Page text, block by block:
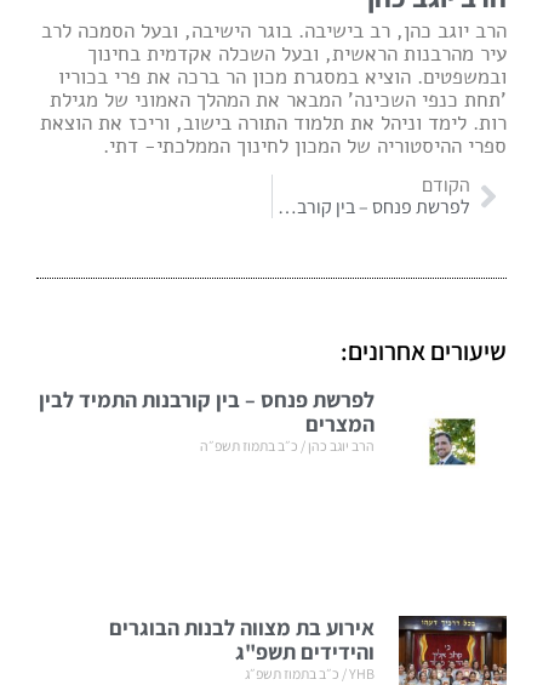
הרב יוגב כהן, רב בישיבה. בוגר הישיבה, ובעל הסמכה לרב
עיר מהרבנות הראשית, ובעל השכלה אקדמית בחינוך
ובמשפטים. הוציא במסגרת מכון הר ברכה את פרי בכוריו
'תחת כנפי השכינה' המבאר את המהלך האמוני של מגילת
רות. לימד וניהל את תלמוד התורה בישוב, וריכז את הוצאת
ספרי ההיסטוריה של המכון לחינוך הממלכתי- דתי.
הקודם
לפרשת פנחס – בין קורבנות התמיד לבין המצרים
שיעורים אחרונים:
לפרשת פנחס – בין קורבנות התמיד לבין
המצרים
הרב יוגב כהן כ״ב בתמוז תשפ״ה
אירוע בת מצווה לבנות הבוגרים
והידידים תשפ"ג
YHB כ״ב בתמוז תשפ״ג